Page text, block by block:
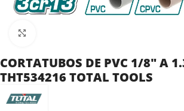
CORTATUBOS DE PVC 1/8″ A
THT534216 TOTAL TOOLS